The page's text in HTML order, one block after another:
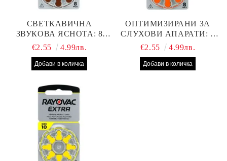
СВЕТКАВИЧНА
ЗВУКОВА ЯСНОТА: 8
БРОЯ RAYOVAC EXTRA
СЛУХОВ АПАРАТ С
€2.55 4.99лв.
ОПТИМИЗИРАНИ ЗА
СЛУХОВИ АПАРАТИ: 8
БРОЯ RAYOVAC EXTRA
ПРОИЗВОДИТЕЛНОСТ
€2.55 4.99лв.